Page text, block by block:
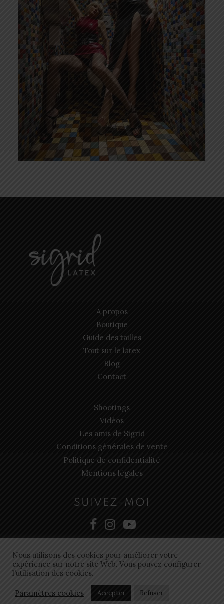
A propos
Boutique
Guide des tailles
Tout sur le latex
Blog
Contact
Shootings
Vidéos
Les amis de Sigrid
Conditions générales de vente
Politique de confidentialité
Mentions légales
SUIVEZ-MOI
Site web réalisé par Coqpit agence de communication
Nous utilisons des cookies pour améliorer votre
expérience sur notre site Web. Vous pouvez configurer
l'utilisation des cookies.
Paramètres cookies Accepter Refuser